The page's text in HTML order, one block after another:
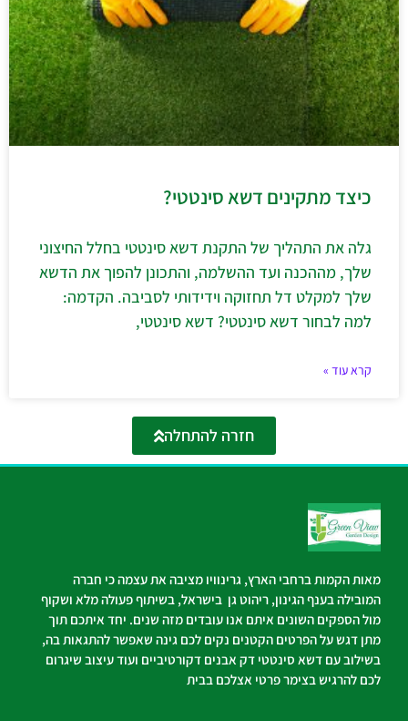
כיצד מתקינים דשא סינטטי?
גלה את התהליך של התקנת דשא סינטטי בחלל החיצוני
שלך, מההכנה ועד ההשלמה, והתכונן להפוך את הדשא
שלך למקלט דל תחזוקה וידידותי לסביבה. הקדמה:
למה לבחור דשא סינטטי? דשא סינטטי,
קרא עוד »
חזרה להתחלה
מאות הקמות ברחבי הארץ, גרינוויו מציבה את עצמה כי חברה
המובילה בענף הגינון, ריהוט גן בישראל, בשיתוף פעולה מלא ושקוף
מול הספקים השונים איתם אנו עובדים מזה שנים. יחד איתכם תוך
מתן דגש על הפרטים הקטנים נקים לכם גינה שאפשר להתגאות בה,
בשילוב עם דשא סינטטי דק אבנים דקורטיביים ועוד עיצוב שיגרום
לכם להרגיש בצימר פרטי אצלכם בבית